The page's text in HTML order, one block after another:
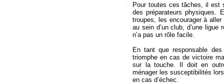
Pour toutes ces tâches, il est
des préparateurs physiques.
troupes, les encourager à
au sein d’un club, d’une ligue
n’a pas un rôle facile.
En tant que responsable
triomphe en cas de victoire
sur la touche. Il doit en
ménager les susceptibilités
en cas d’échec.